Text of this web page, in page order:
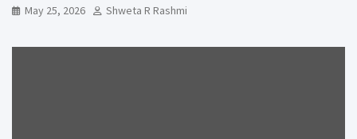
May 25, 2026 Shweta R Rashmi